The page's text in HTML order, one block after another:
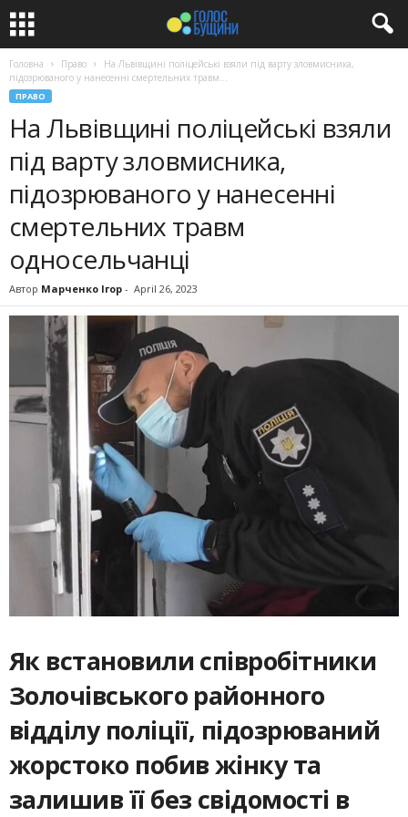
Головна Право
На Львівщині поліцейські взяли під варту зловмисника,
підозрюваного у нанесенні смертельних травм...
ПРАВО
На Львівщині поліцейські взяли
під варту зловмисника,
підозрюваного у нанесенні
смертельних травм
односельчанці
Автор Марченко Ігор - April 26, 2023
Як встановили співробітники
Золочівського районного
відділу поліції, підозрюваний
жорстоко побив жінку та
залишив її без свідомості в